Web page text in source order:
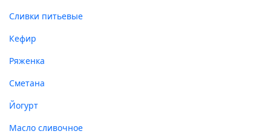
Сливки питьевые
Кефир
Ряженка
Сметана
Йогурт
Масло сливочное